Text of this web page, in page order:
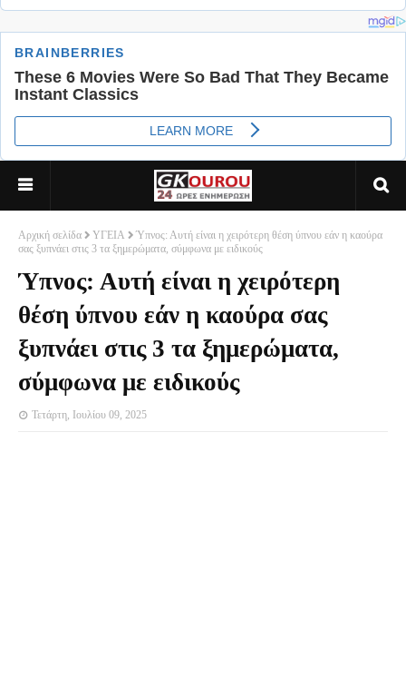
Αρχική σελίδα ΥΓΕΙΑ
Ύπνος: Αυτή είναι η χειρότερη θέση ύπνου εάν η καούρα
σας ξυπνάει στις 3 τα ξημερώματα, σύμφωνα με ειδικούς
Ύπνος: Αυτή είναι η χειρότερη
θέση ύπνου εάν η καούρα σας
ξυπνάει στις 3 τα ξημερώματα,
σύμφωνα με ειδικούς
Τετάρτη, Ιουλίου 09, 2025